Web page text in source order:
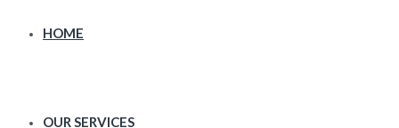
HOME
OUR SERVICES